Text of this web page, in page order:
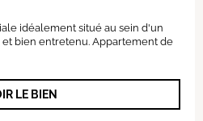
idéalement situé au sein d'un
bien entretenu. Appartement de
LE BIEN